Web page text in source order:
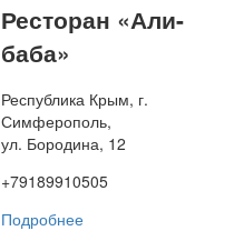
Ресторан «Али-
баба»
Республика Крым, г.
Симферополь,
ул. Бородина, 12
+79189910505
Подробнее